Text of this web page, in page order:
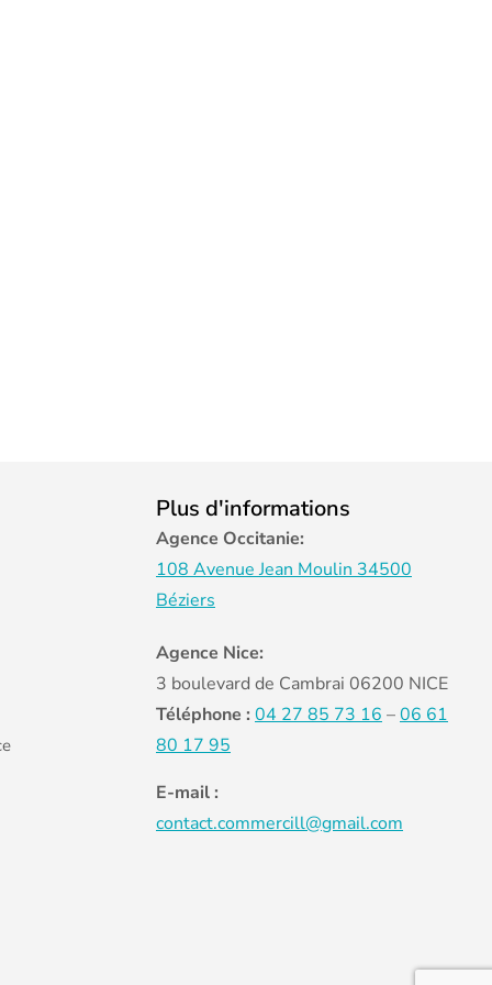
Plus d'informations
Agence Occitanie:
108 Avenue Jean Moulin 34500
Béziers
Agence Nice:
3 boulevard de Cambrai 06200 NICE
Téléphone : 04 27 85 73 16 –06 61
80 17 95
E-mail :
contact.commercill@gmail.com